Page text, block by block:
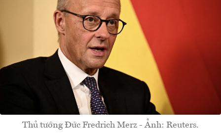
Thủ tướng Đức Fredrich Merz - Ảnh: Reuters.